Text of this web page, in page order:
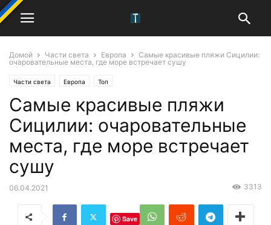
Домой Части света Европа
Самые красивые пляжи Сицилии:
очаровательные места, где море встречает сушу
Части света Европа Топ
Самые красивые пляжи
Сицилии: очаровательные
места, где море встречает
сушу
06.04.2021 3313
Save